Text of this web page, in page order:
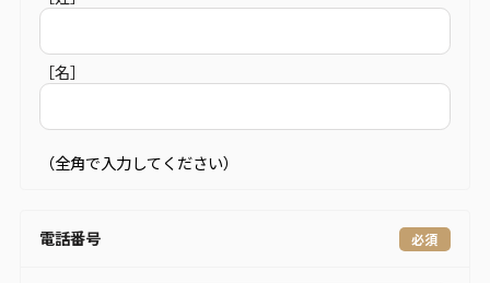
［名］
（全角で入力してください）
電話番号